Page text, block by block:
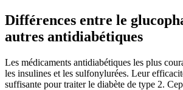
Différences entre le
autres antidiabétiques
Les médicaments antidiabétiques les plus
les insulines et les sulfonylurées. Leur
suffisante pour traiter le diabète de type 2.